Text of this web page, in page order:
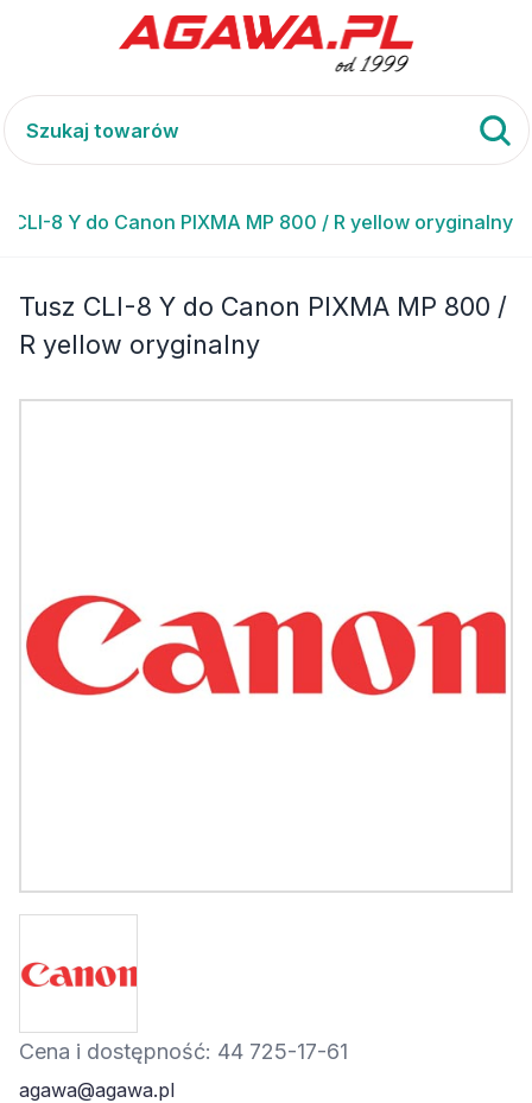
CLI-8 Y do Canon PIXMA MP 800 / R yellow oryginalny
Tusz CLI-8 Y do Canon PIXMA MP 800 /
R yellow oryginalny
Cena i dostępność: 44 725-17-61
agawa@agawa.pl